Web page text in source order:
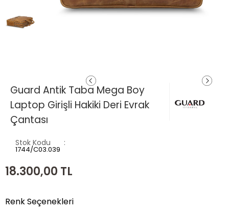
Guard Antik Taba Mega Boy
Laptop Girişli Hakiki Deri Evrak
Çantası
Stok Kodu
1744/C03.039
18.300,00 TL
Renk Seçenekleri